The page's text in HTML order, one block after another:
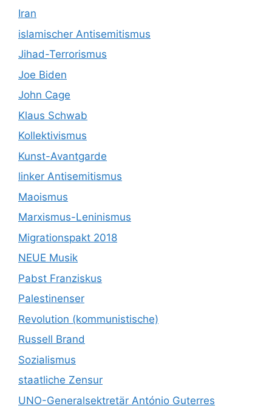
Iran
islamischer Antisemitismus
Jihad-Terrorismus
Joe Biden
John Cage
Klaus Schwab
Kollektivismus
Kunst-Avantgarde
linker Antisemitismus
Maoismus
Marxismus-Leninismus
Migrationspakt 2018
NEUE Musik
Pabst Franziskus
Palestinenser
Revolution (kommunistische)
Russell Brand
Sozialismus
staatliche Zensur
UNO-Generalsektretär António Guterres